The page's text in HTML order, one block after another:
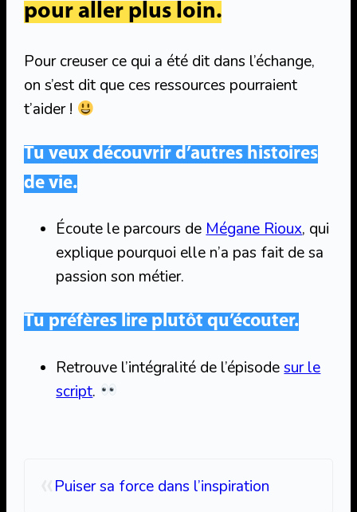
pour aller plus loin.
Pour creuser ce qui a été dit dans l’échange,
on s’est dit que ces ressources pourraient
t’aider !
Tu veux découvrir d’autres histoires
de vie.
Écoute le parcours de Mégane Rioux, qui
explique pourquoi elle n’a pas fait de sa
passion son métier.
Tu préfères lire plutôt qu’écouter.
Retrouve l’intégralité de l’épisodesur le
script.
Puiser sa force dans l’inspiration